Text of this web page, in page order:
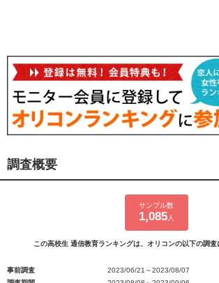
調査概要
サンプル数
1,085人
この高校生 通信教育ランキングは、オリコンの以下の調査
事前調査
2023/06/21～2023/08/07